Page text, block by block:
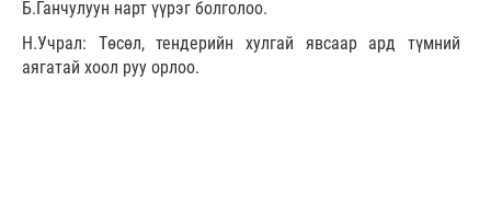
Б.Ганчулуун нарт үүрэг болголоо.
Н.Учрал: Төсөл, тендерийн хулгай явсаар ард түмний
аягатай хоол руу орлоо.